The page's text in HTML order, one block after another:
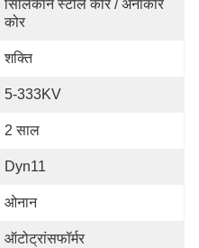
सिलिकॉन स्टील कोर / अनाकार
कोर
शक्ति
5-333KV
2 साल
Dyn11
ओनान
ऑटोट्रांसफॉर्मर